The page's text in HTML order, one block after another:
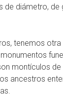
de diámetro,
tenemos
montículos
ancestros